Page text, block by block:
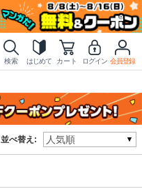
検索 はじめて カート ログイン 会員登録
並べ替え: